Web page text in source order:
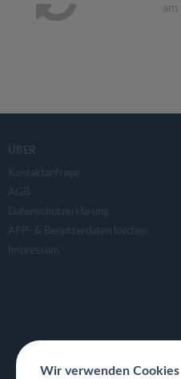
am
ÜBER
Kontaktanfrage
AGB
Datenschutzerklärung
APP- & Benutzerdaten löschen
Impressum
Wir verwenden Cookies